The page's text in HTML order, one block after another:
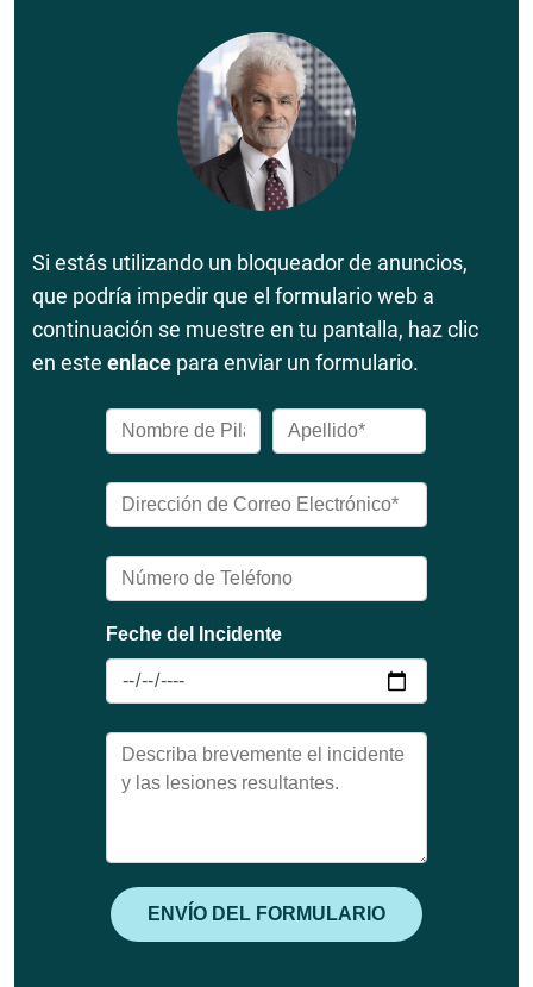
Si estás utilizando un bloqueador de anuncios,
que podría impedir que el formulario web a
continuación se muestre en tu pantalla, haz clic
en este enlace para enviar un formulario.